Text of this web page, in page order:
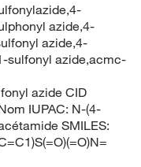
azide,4-
azide,4-
sulfonyl azide,acmc-
azide CID
IUPAC: N-(4-
SMILES: